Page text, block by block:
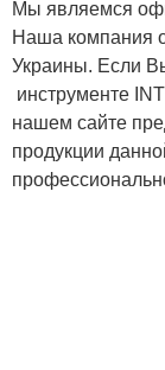
Мы являемся
Наша компания
Украины. Если
инструменте
нашем сайте
продукции